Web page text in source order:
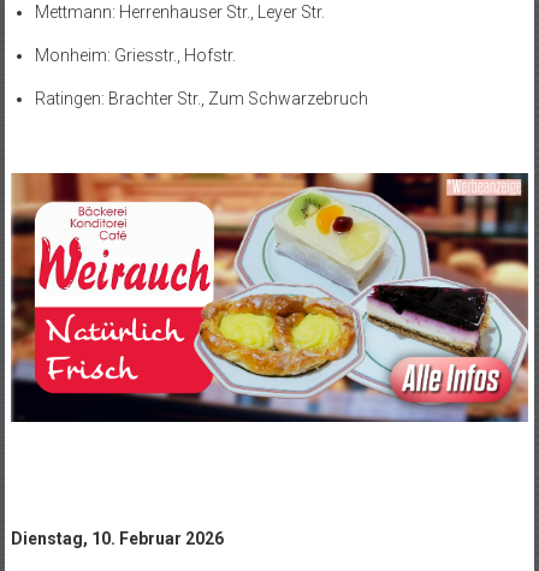
Mettmann: Herrenhauser Str., Leyer Str.
Monheim: Griesstr., Hofstr.
Ratingen: Brachter Str., Zum Schwarzebruch
Dienstag, 10. Februar 2026